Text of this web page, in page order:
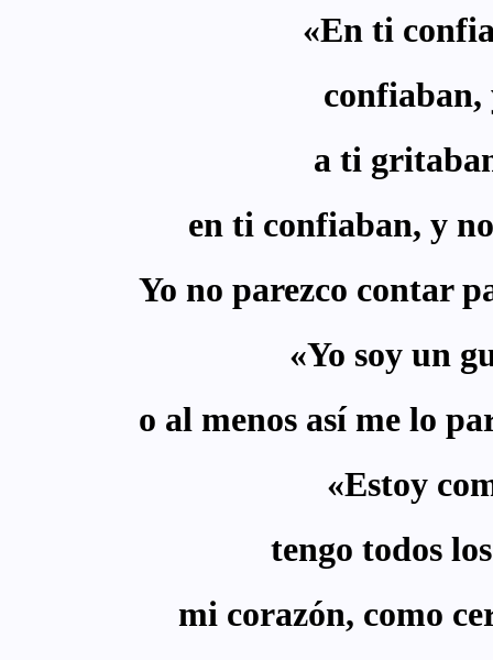
«En ti
confiaban,
a ti
en ti confiaban, y
Yo no parezco contar
«Yo soy un
o al menos así me lo
«Estoy
tengo todos
mi corazón, como